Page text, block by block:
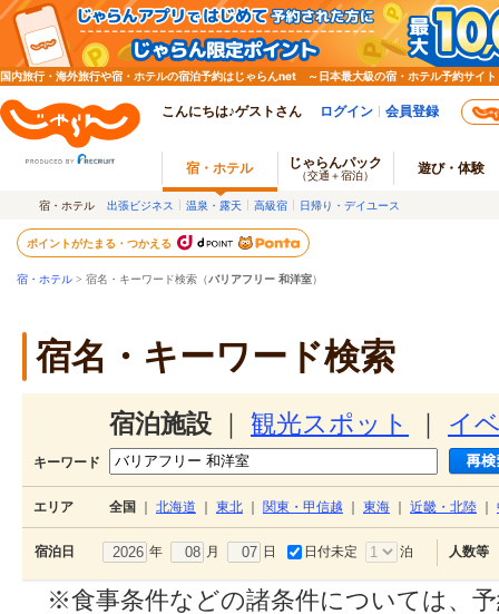
国内旅行・海外旅行や宿・ホテルの宿泊予約はじゃらんnet ～日本最大級の宿・ホテル予約サイト
こんにちは♪ゲストさん ログイン 会員登録
宿・ホテル じゃらんパック
（交通＋宿泊） 遊び・体験
宿・ホテル 出張ビジネス 温泉・露天 高級宿 日帰り・デイユース
ポイントがたまる・つかえる
宿・ホテル > 宿名・キーワード検索（バリアフリー 和洋室）
宿名・キーワード検索
宿泊施設 観光スポット イ
キーワード
エリア 全国 北海道 東北 関東・甲信越 東海 近畿・北陸
宿泊日 年 月 日 日付未定 泊 人数等
※食事条件などの諸条件については、